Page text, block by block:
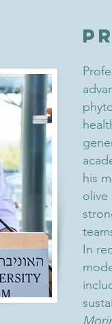
his
olive
In